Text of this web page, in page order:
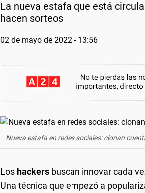
La nueva estafa que está
hacen sorteos
02 de mayo de 2022 - 13:56
Nueva estafa en redes sociales: clonan
Los hackers buscan innovar cada
Una técnica que empezó a